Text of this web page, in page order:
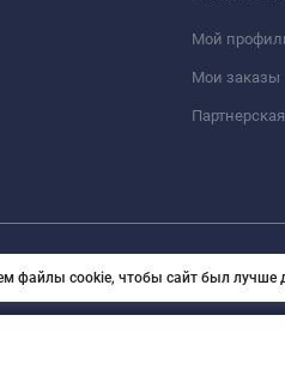
Мой
Мои заказы
ООО «ФАЗИНЖИНИРИНГ». Все права
файлы cookie, чтобы сайт был лучше